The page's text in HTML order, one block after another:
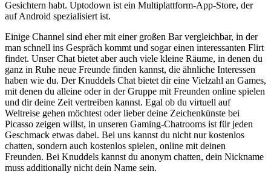
Gesichtern habt. Uptodown ist ein Multiplattform-App-Store, der
auf Android spezialisiert ist.
Einige Channel sind eher mit einer großen Bar vergleichbar, in der
man schnell ins Gespräch kommt und sogar einen interessanten Flirt
findet. Unser Chat bietet aber auch viele kleine Räume, in denen du
ganz in Ruhe neue Freunde finden kannst, die ähnliche Interessen
haben wie du. Der Knuddels Chat bietet dir eine Vielzahl an Games,
mit denen du alleine oder in der Gruppe mit Freunden online spielen
und dir deine Zeit vertreiben kannst. Egal ob du virtuell auf
Weltreise gehen möchtest oder lieber deine Zeichenkünste bei
Picasso zeigen willst, in unseren Gaming-Chatrooms ist für jeden
Geschmack etwas dabei. Bei uns kannst du nicht nur kostenlos
chatten, sondern auch kostenlos spielen, online mit deinen
Freunden. Bei Knuddels kannst du anonym chatten, dein Nickname
muss additionally nicht dein Name sein.